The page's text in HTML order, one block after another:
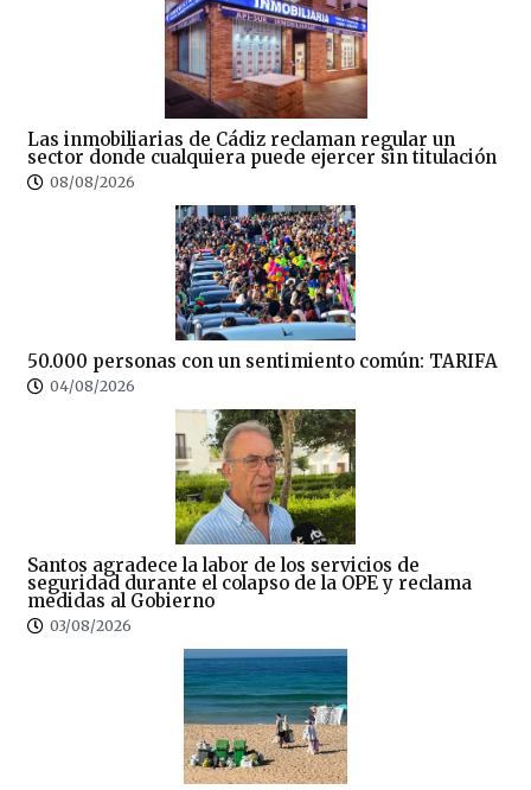
Las inmobiliarias de Cádiz reclaman regular un
sector donde cualquiera puede ejercer sin titulación
08/08/2026
50.000 personas con un sentimiento común: TARIFA
04/08/2026
Santos agradece la labor de los servicios de
seguridad durante el colapso de la OPE y reclama
medidas al Gobierno
03/08/2026